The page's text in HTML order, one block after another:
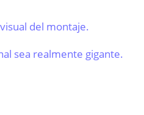
del montaje.
sea realmente gigante.